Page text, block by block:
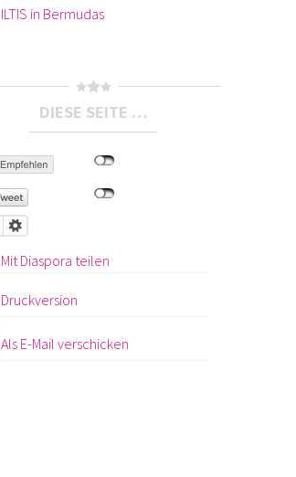
ILTIS in Bermudas
DIESE SEITE …
Mit Diaspora teilen
Druckversion
Als E-Mail verschicken